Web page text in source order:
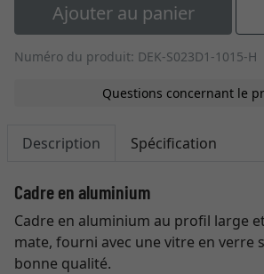
Ajouter au panier
Numéro du produit: DEK-S023D1-1015-H
Questions concernant le
Description Spécification
Cadre en aluminium
Cadre en aluminium au profil large
mate, fourni avec une vitre en verre
bonne qualité.